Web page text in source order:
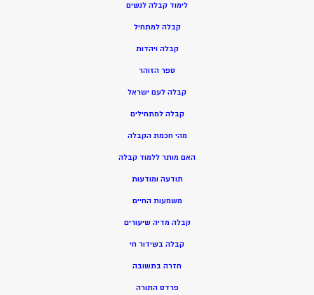
לימוד קבלה לנשים
קבלה למתחיל
קבלה ויהדות
ספר הזוהר
קבלה לעם ישראל
קבלה למתחילים
מהי חכמת הקבלה
האם מותר ללמוד קבלה
תודעה ומודעות
משמעות החיים
קבלה מדיה שיעורים
קבלה בשידור חי
חזרה בתשובה
פרדס התורה